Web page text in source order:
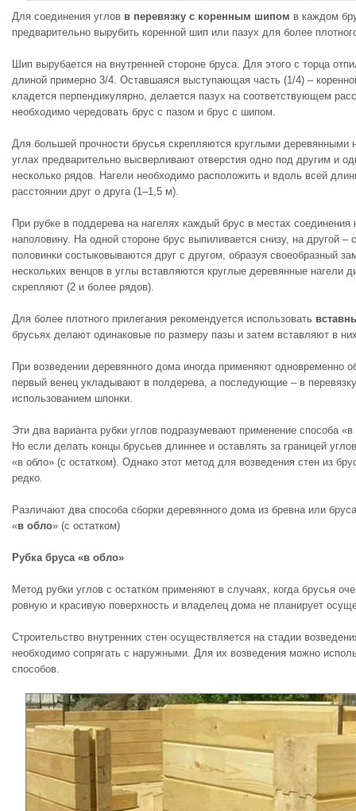
Для соединения углов в перевязку с коренным шипом в каждом
предварительно вырубить коренной шип или пазух для более
Шип вырубается на внутренней стороне бруса. Для этого с торца
длиной примерно 3/4. Оставшаяся выступающая часть (1/4) –
кладется перпендикулярно, делается пазух на соответствующем
необходимо чередовать брус с пазом и брус с шипом.
Для большей прочности брусья скрепляются круглыми
углах предварительно высверливают отверстия одно под другим и
несколько рядов. Нагели необходимо расположить и вдоль всей
расстоянии друг о друга (1–1,5 м).
При рубке в поддерева на нагелях каждый брус в местах соединения
наполовину. На одной стороне брус выпиливается снизу, на другой –
половинки состыковываются друг с другом, образуя своеобразный
нескольких венцов в углы вставляются круглые деревянные нагели
скрепляют (2 и более рядов).
Для более плотного прилегания рекомендуется использовать
брусьях делают одинаковые по размеру пазы и затем вставляют в
При возведении деревянного дома иногда применяют одновременно
первый венец укладывают в полдерева, а последующие – в
использованием шпонки.
Эти два варианта рубки углов подразумевают применение способа «в
Но если делать концы брусьев длиннее и оставлять за границей
«в обло» (с остатком). Однако этот метод для возведения стен из
редко.
Различают два способа сборки деревянного дома из бревна или
«в обло» (с остатком)
Рубка бруса «в обло»
Метод рубки углов с остатком применяют в случаях, когда брусья
ровную и красивую поверхность и владелец дома не планирует
Строительство внутренних стен осуществляется на стадии
необходимо сопрягать с наружными. Для их возведения можно
способов.